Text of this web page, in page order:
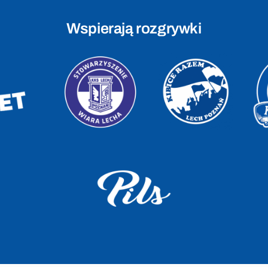
Wspierają rozgrywki